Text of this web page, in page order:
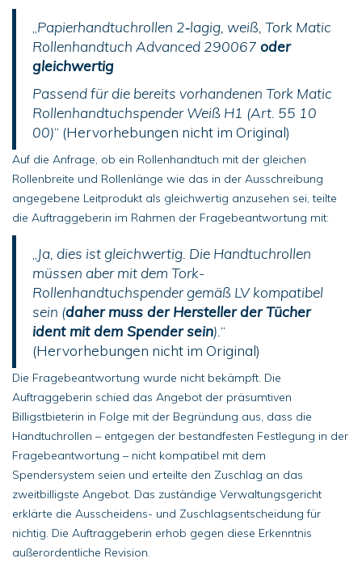
Papierhandtuchrollen 2‑lagig, weiß, Tork Matic
Rollenhandtuch Advanced 290067 oder
gleichwertig
Passend für die bereits vorhandenen Tork Matic
Rollenhandtuchspender Weiß H1 (Art. 55 10
00)“ (Hervorhebungen nicht im Original)
Auf die Anfrage, ob ein Rollenhandtuch mit der gleichen
Rollenbreite und Rollenlänge wie das in der Ausschreibung
angegebene Leitprodukt als gleichwertig anzusehen sei, teilte
die Auftraggeberin im Rahmen der Fragebeantwortung mit:
Ja, dies ist gleichwertig. Die Handtuchrollen
müssen aber mit dem Tork-
Rollenhandtuchspender gemäß LV kompatibel
sein (daher muss der Hersteller der Tücher
ident mit dem Spender sein). “
(Hervorhebungen nicht im Original)
Die Fragebeantwortung wurde nicht bekämpft. Die
Auftraggeberin schied das Angebot der präsumtiven
Billigstbieterin in Folge mit der Begründung aus, dass die
Handtuchrollen – entgegen der bestandfesten Festlegung in der
Fragebeantwortung – nicht kompatibel mit dem
Spendersystem seien und erteilte den Zuschlag an das
zweitbilligste Angebot. Das zuständige Verwaltungsgericht
erklärte die Ausscheidens- und Zuschlagsentscheidung für
nichtig. Die Auftraggeberin erhob gegen diese Erkenntnis
außerordentliche Revision.